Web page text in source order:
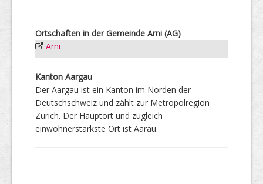
Ortschaften in der Gemeinde Arni (AG)
Arni
Kanton Aargau
Der Aargau ist ein Kanton im Norden der
Deutschschweiz und zählt zur Metropolregion
Zürich. Der Hauptort und zugleich
einwohnerstärkste Ort ist Aarau.